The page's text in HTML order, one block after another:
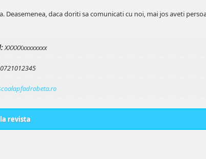
daca doriti sa comunicati cu noi, mai jos aveti
XXXXXxxxxxxxx
0721012345
revista